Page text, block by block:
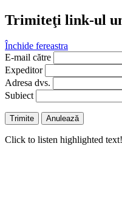
Trimiteţi link-ul
Închide fereastra
E-mail către
Expeditor
Adresa dvs.
Subiect
Trimite Anulează
Click to listen highlighted text!